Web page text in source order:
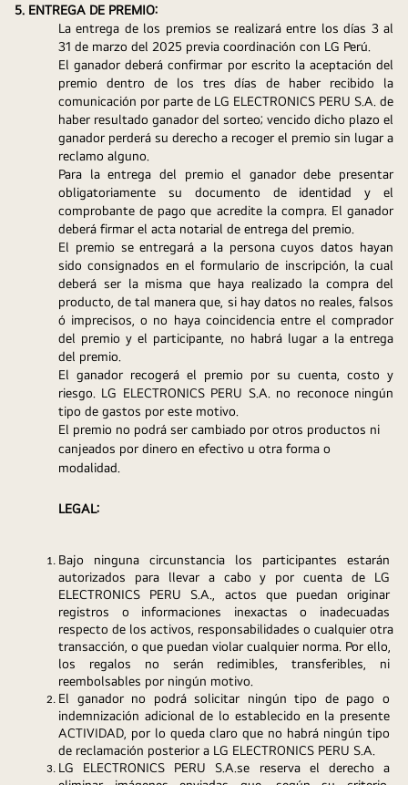
5. ENTREGA DE PREMIO:
La entrega de los premios se realizará entre los días 3 al
31 de marzo del 2025 previa coordinación con LG Perú.
El ganador deberá confirmar por escrito la aceptación del
premio dentro de los tres días de haber recibido la
comunicación por parte de LG ELECTRONICS PERU S.A. de
haber resultado ganador del sorteo; vencido dicho plazo el
ganador perderá su derecho a recoger el premio sin lugar a
reclamo alguno.
Para la entrega del premio el ganador debe presentar
obligatoriamente su documento de identidad y el
comprobante de pago que acredite la compra. El ganador
deberá firmar el acta notarial de entrega del premio.
El premio se entregará a la persona cuyos datos hayan
sido consignados en el formulario de inscripción, la cual
deberá ser la misma que haya realizado la compra del
producto, de tal manera que, si hay datos no reales, falsos
ó imprecisos, o no haya coincidencia entre el comprador
del premio y el participante, no habrá lugar a la entrega
del premio.
El ganador recogerá el premio por su cuenta, costo y
riesgo. LG ELECTRONICS PERU S.A. no reconoce ningún
tipo de gastos por este motivo.
El premio no podrá ser cambiado por otros productos ni
canjeados por dinero en efectivo u otra forma o
modalidad.
LEGAL:
Bajo ninguna circunstancia los participantes estarán
autorizados para llevar a cabo y por cuenta de LG
ELECTRONICS PERU S.A., actos que puedan originar
registros o informaciones inexactas o inadecuadas
respecto de los activos, responsabilidades o cualquier otra
transacción, o que puedan violar cualquier norma. Por ello,
los regalos no serán redimibles, transferibles, ni
reembolsables por ningún motivo.
El ganador no podrá solicitar ningún tipo de pago o
indemnización adicional de lo establecido en la presente
ACTIVIDAD, por lo queda claro que no habrá ningún tipo
de reclamación posterior a LG ELECTRONICS PERU S.A.
LG ELECTRONICS PERU S.A.se reserva el derecho a